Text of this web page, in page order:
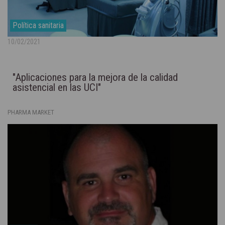
Política sanitaria
10/02/2021
"Aplicaciones para la mejora de la calidad
asistencial en las UCI"
PHARMA MARKET